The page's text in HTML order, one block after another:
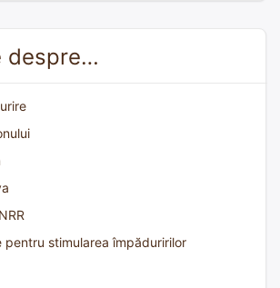
despre…
pentru stimularea împăduririlor